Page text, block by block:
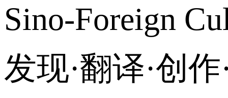
Sino-Foreign
发现·翻译·创